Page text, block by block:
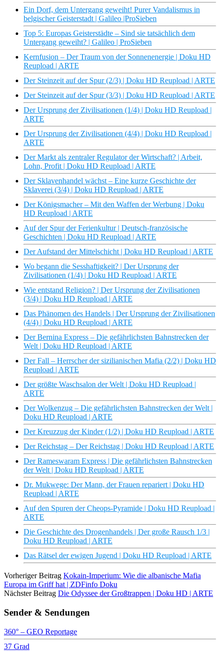
Ein Dorf, dem Untergang geweiht! Purer Vandalismus in
belgischer Geisterstadt | Galileo |ProSieben
Top 5: Europas Geisterstädte – Sind sie tatsächlich dem
Untergang geweiht? | Galileo | ProSieben
Kernfusion – Der Traum von der Sonnenenergie | Doku HD
Reupload | ARTE
Der Steinzeit auf der Spur (2/3) | Doku HD Reupload | ARTE
Der Steinzeit auf der Spur (3/3) | Doku HD Reupload | ARTE
Der Ursprung der Zivilisationen (1/4) | Doku HD Reupload |
ARTE
Der Ursprung der Zivilisationen (4/4) | Doku HD Reupload |
ARTE
Der Markt als zentraler Regulator der Wirtschaft? | Arbeit,
Lohn, Profit | Doku HD Reupload | ARTE
Der Sklavenhandel wächst – Eine kurze Geschichte der
Sklaverei (3/4) | Doku HD Reupload | ARTE
Der Königsmacher – Mit den Waffen der Werbung | Doku
HD Reupload | ARTE
Auf der Spur der Ferienkultur | Deutsch-französische
Geschichten | Doku HD Reupload | ARTE
Der Aufstand der Mittelschicht | Doku HD Reupload | ARTE
Wo begann die Sesshaftigkeit? | Der Ursprung der
Zivilisationen (1/4) | Doku HD Reupload | ARTE
Wie entstand Religion? | Der Ursprung der Zivilisationen
(3/4) | Doku HD Reupload | ARTE
Das Phänomen des Handels | Der Ursprung der Zivilisationen
(4/4) | Doku HD Reupload | ARTE
Der Bernina Express – Die gefährlichsten Bahnstrecken der
Welt | Doku HD Reupload | ARTE
Der Fall – Herrscher der sizilianischen Mafia (2/2) | Doku HD
Reupload | ARTE
Der größte Waschsalon der Welt | Doku HD Reupload |
ARTE
Der Wolkenzug – Die gefährlichsten Bahnstrecken der Welt |
Doku HD Reupload | ARTE
Der Kreuzzug der Kinder (1/2) | Doku HD Reupload | ARTE
Der Reichstag – Der Reichstag | Doku HD Reupload | ARTE
Der Rameswaram Express | Die gefährlichsten Bahnstrecken
der Welt | Doku HD Reupload | ARTE
Dr. Mukwege: Der Mann, der Frauen repariert | Doku HD
Reupload | ARTE
Auf den Spuren der Cheops-Pyramide | Doku HD Reupload |
ARTE
Die Geschichte des Drogenhandels | Der große Rausch 1/3 |
Doku HD Reupload | ARTE
Das Rätsel der ewigen Jugend | Doku HD Reupload | ARTE
Vorheriger Beitrag Kokain-Imperium: Wie die albanische Mafia
Europa im Griff hat | ZDFinfo Doku
Nächster Beitrag Die Odyssee der Großtrappen | Doku HD | ARTE
Sender & Sendungen
360° – GEO Reportage
37 Grad